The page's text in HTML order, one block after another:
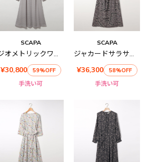
SCAPA
ジオメトリックワンピース
¥30,800
59%OFF
手洗い可
SCAPA
ジャカードサラサ六分袖ワンピース
¥36,300
58%OFF
手洗い可